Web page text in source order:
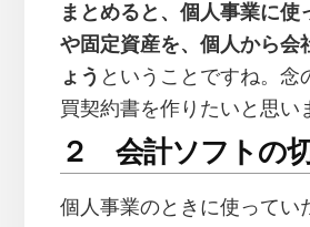
まとめると、個人事業に使
や固定資産を、個人から会
ょう ということですね。念
買契約書を作りたいと思い
２ 会計ソフトの
個人事業のときに使ってい